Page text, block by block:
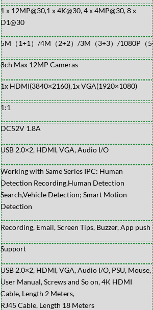
1 x 12MP@30,1 x 4K@30, 4 x 4MP@30, 8 x
D1@30
5M（1+1）/4M（2+2）/3M（3+3）/1080P（
8ch Max 12MP Cameras
1x HDMI(3840×2160),1x VGA(1920×1080)
1:1
DC52V 1.8A
USB 2.0×2, HDMI, VGA, Audio I/O
Working with Same Series IPC: Human
Detection Recording,Human Detection
Search,Vehicle Detection; Smart Motion
Detection
Recording, Email, Screen Tips, Buzzer, App push
Support
USB 2.0×2, HDMI, VGA, Audio I/O, PSU, Mouse,
User Manual, Screws and So on, 4K HDMI
Cable, Length 2 Meters,
RJ45 Cable, Length 18 Meters